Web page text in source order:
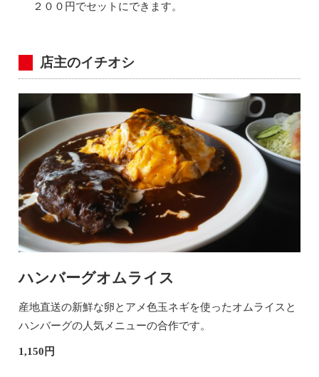
２００円でセットにできます。
店主のイチオシ
ハンバーグオムライス
産地直送の新鮮な卵とアメ色玉ネギを使ったオムライスと
ハンバーグの人気メニューの合作です。
1,150円